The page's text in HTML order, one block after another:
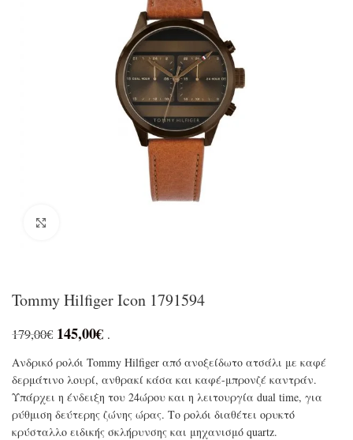
Tommy Hilfiger Icon 1791594
179,00€ 145,00€ .
Ανδρικό ρολόι Tommy Hilfiger από ανοξείδωτο ατσάλι με καφέ
δερμάτινο λουρί, ανθρακί κάσα και καφέ-μπρονζέ καντράν.
Υπάρχει η ένδειξη του 24ώρου και η λειτουργία dual time, για
ρύθμιση δεύτερης ζώνης ώρας. Το ρολόι διαθέτει ορυκτό
κρύσταλλο ειδικής σκλήρυνσης και μηχανισμό quartz.